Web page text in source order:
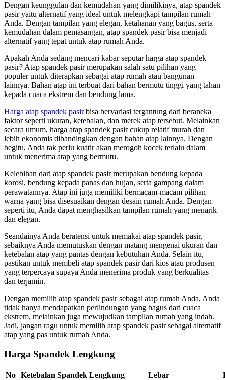
Dengan keunggulan dan kemudahan yang dimilikinya, atap spandek
pasir yaitu alternatif yang ideal untuk melengkapi tampilan rumah
Anda. Dengan tampilan yang elegan, ketahanan yang bagus, serta
kemudahan dalam pemasangan, atap spandek pasir bisa menjadi
alternatif yang tepat untuk atap rumah Anda.
Apakah Anda sedang mencari kabar seputar harga atap spandek
pasir? Atap spandek pasir merupakan salah satu pilihan yang
populer untuk diterapkan sebagai atap rumah atau bangunan
lainnya. Bahan atap ini terbuat dari bahan bermutu tinggi yang tahan
kepada cuaca ekstrem dan bendung lama.
Harga atap spandek pasirbisa bervariasi tergantung dari beraneka
faktor seperti ukuran, ketebalan, dan merek atap tersebut. Melainkan
secara umum, harga atap spandek pasir cukup relatif murah dan
lebih ekonomis dibandingkan dengan bahan atap lainnya. Dengan
begitu, Anda tak perlu kuatir akan merogoh kocek terlalu dalam
untuk menerima atap yang bermutu.
Kelebihan dari atap spandek pasir merupakan bendung kepada
korosi, bendung kepada panas dan hujan, serta gampang dalam
perawatannya. Atap ini juga memiliki bermacam-macam pilihan
warna yang bisa disesuaikan dengan desain rumah Anda. Dengan
seperti itu, Anda dapat menghasilkan tampilan rumah yang menarik
dan elegan.
Seandainya Anda beratensi untuk memakai atap spandek pasir,
sebaiknya Anda memutuskan dengan matang mengenai ukuran dan
ketebalan atap yang pantas dengan kebutuhan Anda. Selain itu,
pastikan untuk membeli atap spandek pasir dari kios atau produsen
yang terpercaya supaya Anda menerima produk yang berkualitas
dan terjamin.
Dengan memilih atap spandek pasir sebagai atap rumah Anda, Anda
tidak hanya mendapatkan perlindungan yang bagus dari cuaca
ekstrem, melainkan juga mewujudkan tampilan rumah yang indah.
Jadi, jangan ragu untuk memilih atap spandek pasir sebagai alternatif
atap yang pas untuk rumah Anda.
Harga Spandek Lengkung
No Ketebalan Spandek Lengkung Lebar